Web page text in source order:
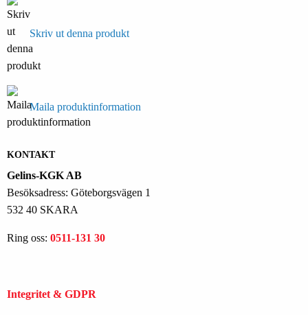
Skriv ut denna produkt
Maila produktinformation
KONTAKT
Gelins-KGK AB
Besöksadress: Göteborgsvägen 1
532 40 SKARA
Ring oss: 0511-131 30
Integritet & GDPR